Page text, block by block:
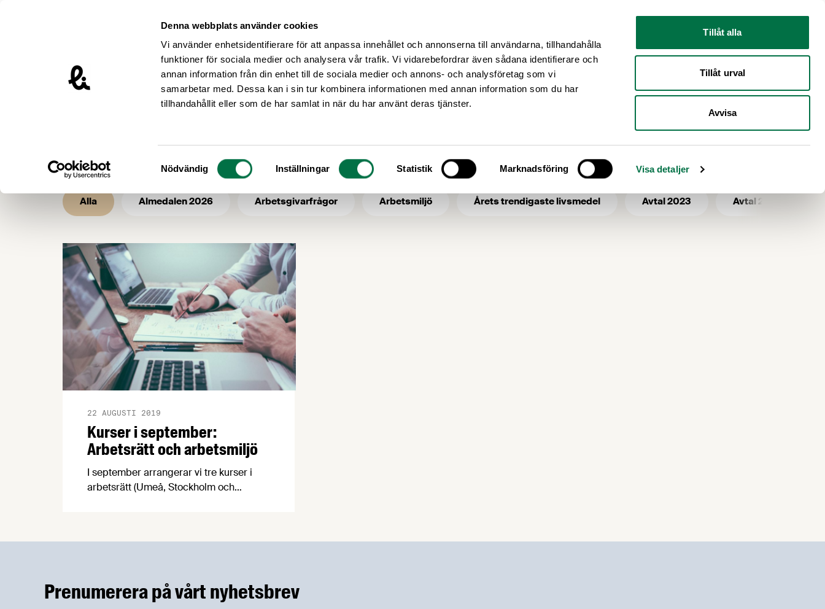
Denna webbplats använder cookies
Vi använder enhetsidentifierare för att anpassa innehållet och annonserna till användarna, tillhandahålla
funktioner för sociala medier och analysera vår trafik. Vi vidarebefordrar även sådana identifierare och
annan information från din enhet till de sociala medier och annons- och analysföretag som vi
samarbetar med. Dessa kan i sin tur kombinera informationen med annan information som du har
tillhandahållit eller som de har samlat in när du har använt deras tjänster.
Samtyckesval
Nödvändig Inställningar Statistik Marknadsföring Visa detaljer
Tillåt alla
Tillåt urval
Avvisa
Livsmedelsföretagen – till startsidan
Livsmedelsföretagen / Nyhetsarkiv / MTO
Nyhetsarkiv - ämne: MTO
Alla Almedalen 2026 Arbetsgivarfrågor Arbetsmiljö Årets trendigaste livsmedel Avtal 2023 Avtal 2025
Kurser i september:
Arbetsrätt och arbetsmiljö
22 AUGUSTI 2019
I september arrangerar vi tre kurser i
arbetsrätt (Umeå, Stockholm och
Livsmedelsföretagens erfarna experter.
Prenumerera på vårt nyhetsbrev